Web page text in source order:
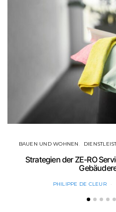
BAUEN UND WOHNEN
Strategien der ZE-RO
PHILIPPE DE CLEUR